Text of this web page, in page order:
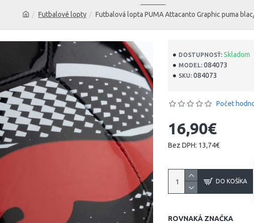
Futbalové lopty Futbalová lopta PUMA Attacanto Graphic puma
DOSTUPNOSŤ: Skladom
MODEL: 084073
SKU: 084073
Počet
16,90€
Bez DPH: 13,74€
DO KOŠÍKA
ROVNAKÁ ZNAČKA